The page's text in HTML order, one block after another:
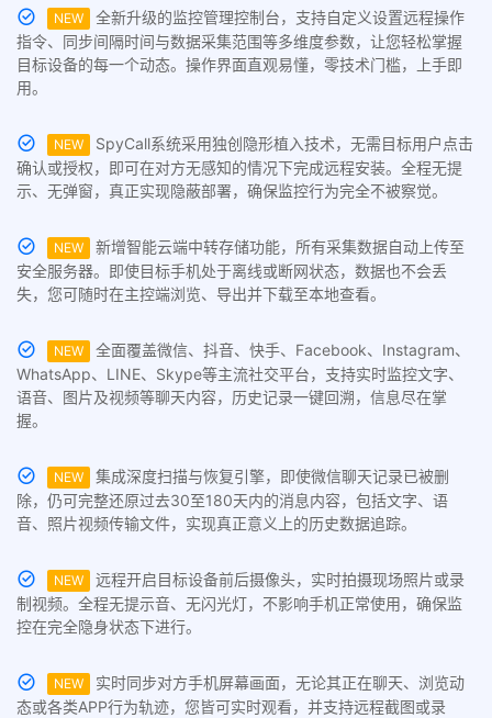
NEW
全新升级的监控管理控制台，支持自定义设置远程操作
指令、同步间隔时间与数据采集范围等多维度参数，让您轻松掌握
目标设备的每一个动态。操作界面直观易懂，零技术门槛，上手即
用。
NEW
SpyCall系统采用独创隐形植入技术，无需目标用户点击
确认或授权，即可在对方无感知的情况下完成远程安装。全程无提
示、无弹窗，真正实现隐蔽部署，确保监控行为完全不被察觉。
NEW
新增智能云端中转存储功能，所有采集数据自动上传至
安全服务器。即使目标手机处于离线或断网状态，数据也不会丢
失，您可随时在主控端浏览、导出并下载至本地查看。
NEW
全面覆盖微信、抖音、快手、Facebook、Instagram、
WhatsApp、LINE、Skype等主流社交平台，支持实时监控文字、
语音、图片及视频等聊天内容，历史记录一键回溯，信息尽在掌
握。
NEW
集成深度扫描与恢复引擎，即使微信聊天记录已被删
除，仍可完整还原过去30至180天内的消息内容，包括文字、语
音、照片视频传输文件，实现真正意义上的历史数据追踪。
NEW
远程开启目标设备前后摄像头，实时拍摄现场照片或录
制视频。全程无提示音、无闪光灯，不影响手机正常使用，确保监
控在完全隐身状态下进行。
NEW
实时同步对方手机屏幕画面，无论其正在聊天、浏览动
态或各类APP行为轨迹，您皆可实时观看，并支持远程截图或录